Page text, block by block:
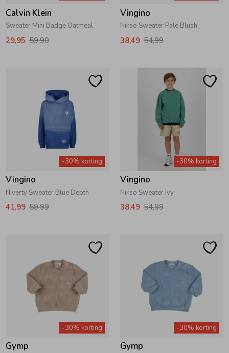
Calvin Klein
Sweater Mini Badge Oatmeal
29,95 59,90
Vingino
Nikso Sweater Pale Blush
38,49 54,99
-30% korting
Vingino
Niverty Sweater Blue Depth
41,99 59,99
-30% korting
Vingino
Nikso Sweater Ivy
38,49 54,99
-30% korting
Gymp
-30% korting
Gymp